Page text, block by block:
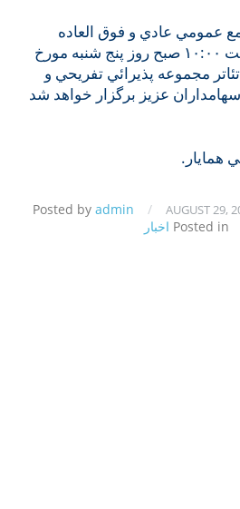
عمومي عادي و فوق العاده
شركت همايار كه در ساعت ۱۰:۰۰ صبح روز پنج شنبه مورخ
تئاتر مجموعه پذيرائي تفريحي و
عزيز برگزار خواهد شد
همايار.
Posted by admin / AUGUST 29,
Posted in اخبار